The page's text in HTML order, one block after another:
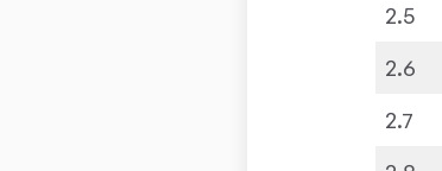
2.5
2.6
2.7